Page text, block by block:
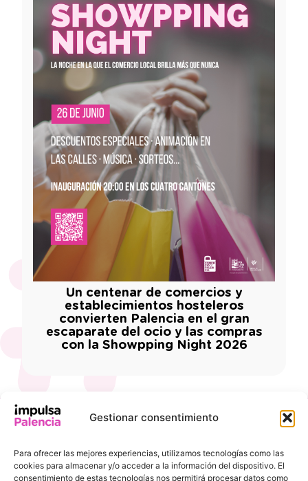
Gestionar consentimiento
Para ofrecer las mejores experiencias, utilizamos tecnologías como las
cookies para almacenar y/o acceder a la información del dispositivo. El
consentimiento de estas tecnologías nos permitirá procesar datos como
Un centenar de comercios y
establecimientos hosteleros
convierten Palencia en el gran
escaparate del ocio y las compras
con la Showpping Night 2026
INTERÉS
Ayuntamiento de
DE
CONTACTO
Pl. de la